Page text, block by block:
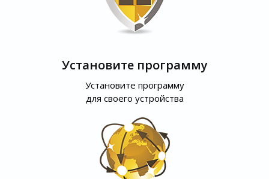
Установите программу
Установите программу
для своего устройства